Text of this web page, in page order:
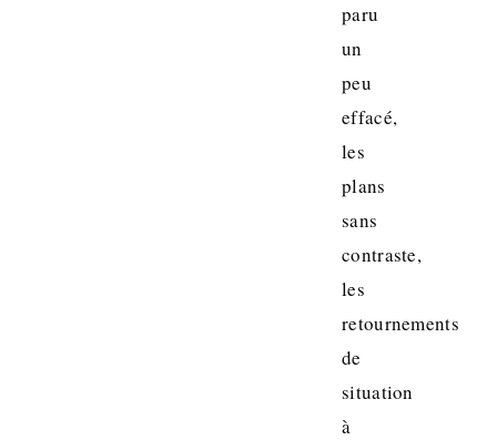
paru
un
peu
effacé,
les
plans
sans
contraste,
les
retournements
de
situation
à